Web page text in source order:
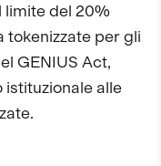
limite del 20%
tokenizzate per gli
GENIUS Act,
alle